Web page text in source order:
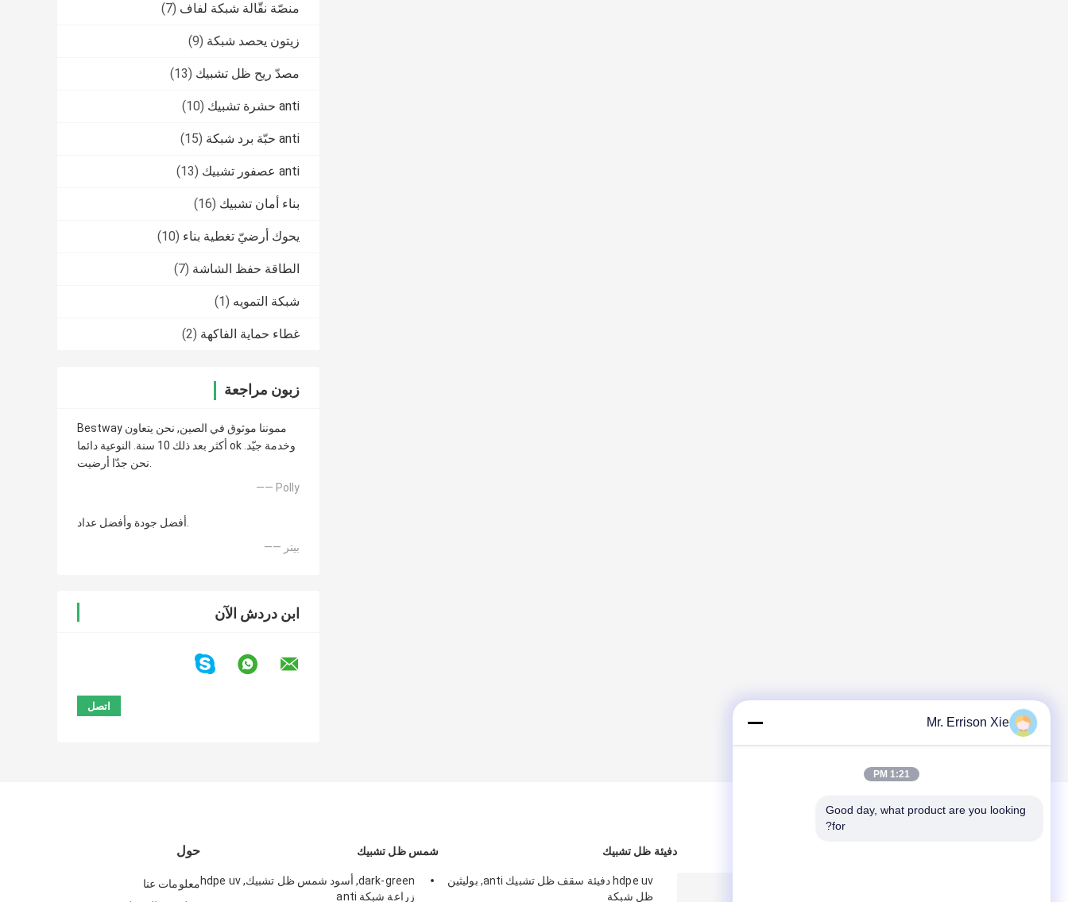
منصّة نقّالة شبكة لفاف (7)
زيتون يحصد شبكة (9)
مصدّ ريح ظل تشبيك (13)
anti حشرة تشبيك (10)
anti حبّة برد شبكة (15)
anti عصفور تشبيك (13)
بناء أمان تشبيك (16)
يحوك أرضيّ تغطية بناء (10)
الطاقة حفظ الشاشة (7)
شبكة التمويه (1)
غطاء حماية الفاكهة (2)
زبون مراجعة
Bestway مموننا موثوق في الصين, نحن يتعاون
أكثر بعد ذلك 10 سنة. النوعية دائما ok وخدمة جيّد.
نحن جدّا أرضيت.
—— Polly
أفضل جودة وأفضل عداد.
—— بيتر
ابن دردش الآن
حول
معلومات عنا
شمس ظل تشبيك
dark-green, أسود شمس ظل تشبيك, hdpe uv
زراعة شبكة anti
دفيئة ظل تشبيك
hdpe uv دفيئة سقف ظل تشبيك anti, بوليثين
ظل شبكة
Mr. Errison Xie
1:21 PM
Good day, what product are you looking
for?